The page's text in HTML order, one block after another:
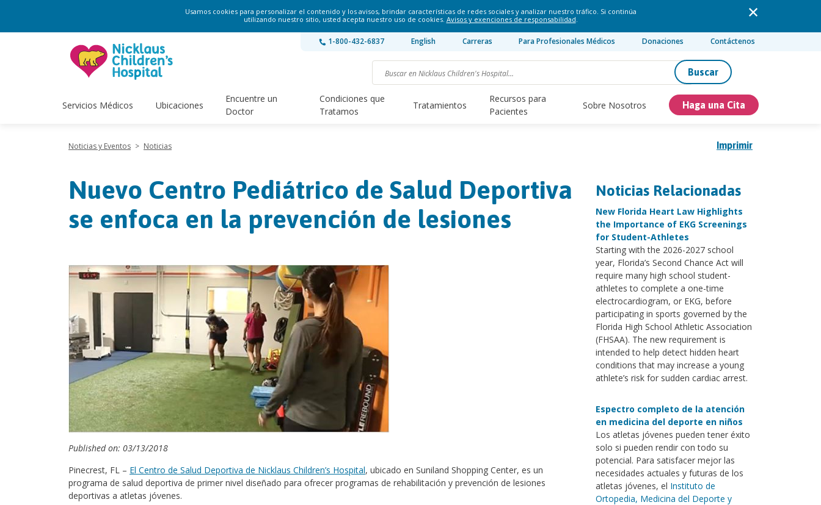
Usamos cookies para personalizar el contenido y los avisos, brindar características de redes sociales y analizar nuestro tráfico. Si continúa
utilizando nuestro sitio, usted acepta nuestro uso de cookies. Avisos y exenciones de responsabilidad.
1-800-432-6837 English Carreras Para Profesionales Médicos Donaciones Contáctenos
Buscar
Servicios Médicos Ubicaciones
Encuentre un
Doctor
Condiciones que
Tratamos
Tratamientos
Recursos para
Pacientes
Sobre Nosotros Haga una Cita
Imprimir
Noticias y Eventos > Noticias
Nuevo Centro Pediátrico de Salud Deportiva
se enfoca en la prevención de lesiones
Published on: 03/13/2018
Pinecrest, FL – El Centro de Salud Deportiva de Nicklaus Children’s Hospital, ubicado en Suniland Shopping Center, es un
programa de salud deportiva de primer nivel diseñado para ofrecer programas de rehabilitación y prevención de lesiones
deportivas a atletas jóvenes.
Noticias Relacionadas
New Florida Heart Law Highlights
the Importance of EKG Screenings
for Student-Athletes
Starting with the 2026-2027 school
year, Florida’s Second Chance Act will
require many high school student-
athletes to complete a one-time
electrocardiogram, or EKG, before
participating in sports governed by the
Florida High School Athletic Association
(FHSAA). The new requirement is
intended to help detect hidden heart
conditions that may increase a young
athlete’s risk for sudden cardiac arrest.
Espectro completo de la atención
en medicina del deporte en niños
Los atletas jóvenes pueden tener éxito
solo si pueden rendir con todo su
potencial. Para satisfacer mejor las
necesidades actuales y futuras de los
atletas jóvenes, el Instituto de
Ortopedia, Medicina del Deporte y